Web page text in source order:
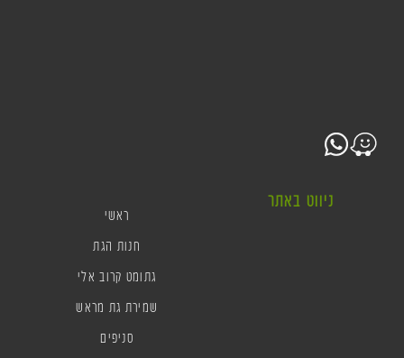
ניווט באתר
ראשי
חנות הגת
גתומט קרוב אלי
שמירת גת מראש
סניפים